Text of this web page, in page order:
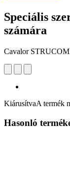
Speciális
számára
Cavalor
KiárusítvaA termék
Hasonló